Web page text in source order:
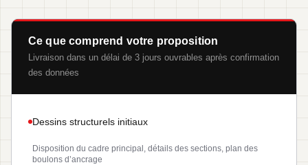
Ce que comprend votre proposition
Livraison dans un délai de 3 jours ouvrables après confirmation
des données
Dessins structurels initiaux
Disposition du cadre principal, détails des sections, plan des
boulons d’ancrage